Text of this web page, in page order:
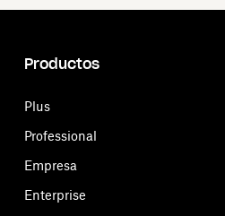
Productos
Plus
Professional
Empresa
Enterprise